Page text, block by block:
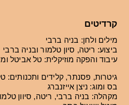
קרדיטים
מילים ולחן: בניה ברבי
ביצוע: ריטה, סיון טלמור ובניה ברבי
עיבוד והפקה מוזיקלית: טל אביטל
גיטרות, פסנתר, קלידים ותכנותים:
בס ומוג: ניצן אייזנברג
מקהלה: בניה ברבי, ריטה, סיוון